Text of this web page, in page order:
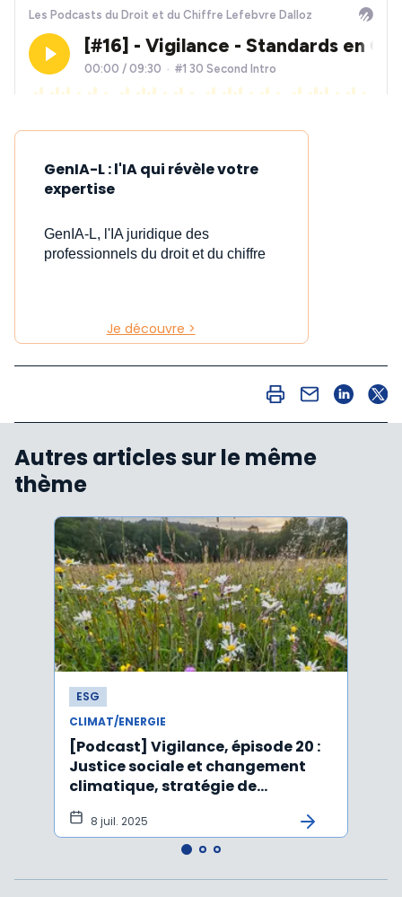
GenIA-L : l'IA qui révèle votre
expertise
GenIA-L, l'IA juridique des
professionnels du droit et du chiffre
Je découvre >
Autres articles sur le même
thème
ESG
CLIMAT/ENERGIE
[Podcast] Vigilance, épisode 20 :
Justice sociale et changement
climatique, stratégie de
durabilité, IA et ESG
8 juil. 2025